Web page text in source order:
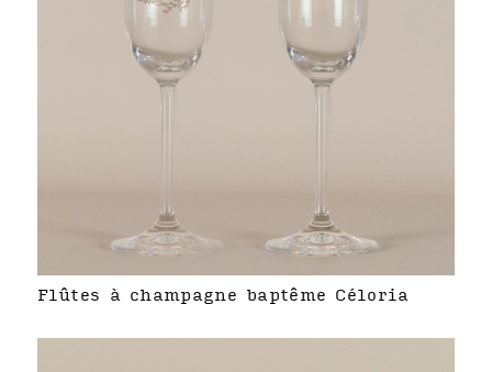
Flûtes à champagne baptême Céloria